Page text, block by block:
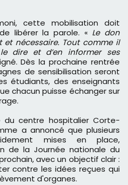
cette mobilisation doit
libérer la parole. « Le don
et nécessaire. Tout comme il
dire et d’en informer ses
Dès la prochaine rentrée
de sensibilisation seront
étudiants, des enseignants
chacun puisse échanger sur
centre hospitalier Corte-
a annoncé que plusieurs
mises en place,
de la Journée nationale du
avec un objectif clair :
contre les idées reçues qui
d'organes.